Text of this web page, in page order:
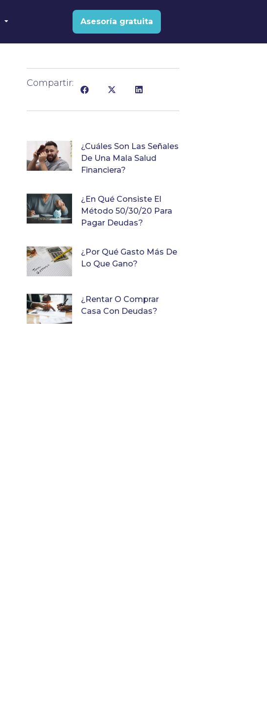
Asesoría gratuita
Compartir:
¿Cuáles Son Las Señales
De Una Mala Salud
Financiera?
¿En Qué Consiste El
Método 50/30/20 Para
Pagar Deudas?
¿Por Qué Gasto Más De
Lo Que Gano?
¿Rentar O Comprar
Casa Con Deudas?